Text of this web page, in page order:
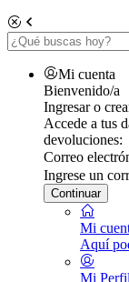
Mi cuenta
Bienvenido/a
Ingresar o
Accede a tus
devoluciones:
Correo
Ingrese un
Continuar
Mi
Aquí
Mi Perfil